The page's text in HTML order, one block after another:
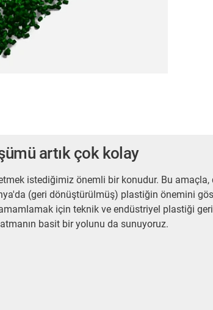
artık çok kolay
istediğimiz önemli bir konudur. Bu amaçla,
(geri dönüştürülmüş) plastiğin önemini
için teknik ve endüstriyel plastiği geri
basit bir yolunu da sunuyoruz.